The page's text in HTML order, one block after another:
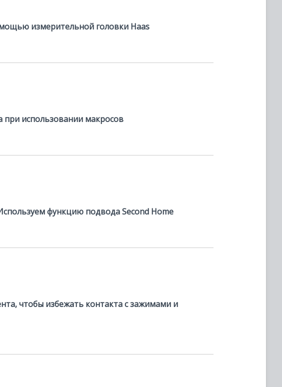
измерительной головки Haas
использовании макросов
функцию подвода Second Home
чтобы избежать контакта с зажимами и